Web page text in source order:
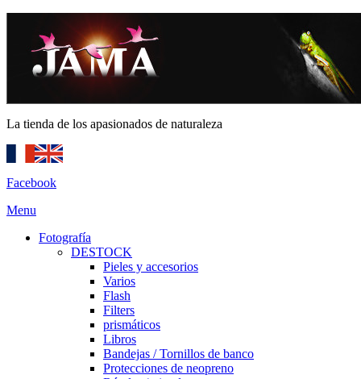
La tienda de los apasionados de naturaleza
Facebook
Menu
Fotografía
DESTOCK
Pieles y accesorios
Varios
Flash
Filters
prismáticos
Libros
Bandejas / Tornillos de banco
Protecciones de neopreno